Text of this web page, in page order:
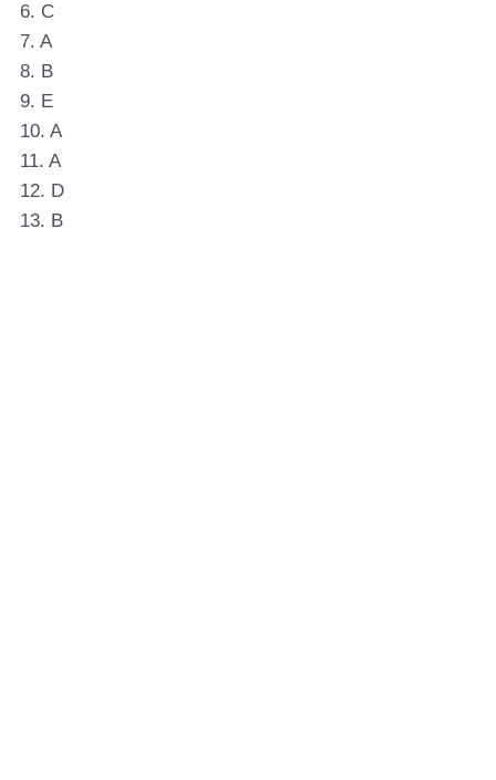
6. C
7. A
8. B
9. E
10. A
11. A
12. D
13. B